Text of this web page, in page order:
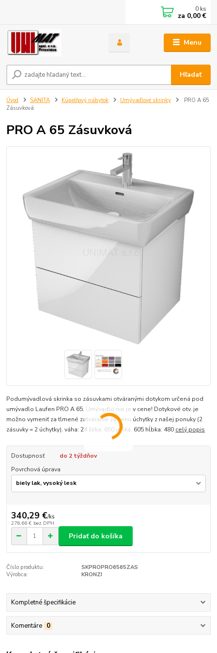
Menu
Hľadať
0 ks
za 0,00 €
Úvod SANITA Kúpeľňový nábytok Umývadlové skrinky
PRO A 65
Zásuvková
PRO A 65 Zásuvková
Podumývadlová skrinka so zásuvkami otváranými dotykom určená pod
umývadlo Laufen PRO A 65. Umývadlo nie je v cene! Dotykové otv. je
možno vymeniť za tlmené zatváranie za cenu úchytky z našej ponuky (2
zásuvky = 2 úchytky). váha: 24 šírka: 650 výška: 605 hĺbka: 480 celý popis
Dostupnosť
do 2 týždňov
Povrchová úprava
340,29 €/ks
276,66 € bez DPH
Pridať do košíka
Číslo produktu:
SKPROPRO6565ZAS
Výrobca:
KRONZI
Kompletné špecifikácie
Komentáre 0